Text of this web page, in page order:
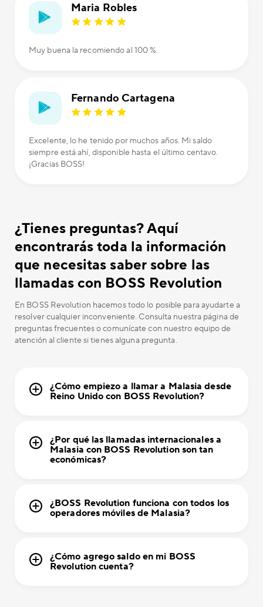
Maria Robles
Muy buena la recomiendo al 100 %.
Fernando Cartagena
Excelente, lo he tenido por muchos años. Mi saldo
siempre está ahí, disponible hasta el último centavo.
¡Gracias BOSS!
¿Tienes preguntas? Aquí
encontrarás toda la información
que necesitas saber sobre las
llamadas con BOSS Revolution
En BOSS Revolution hacemos todo lo posible para ayudarte a
resolver cualquier inconveniente. Consulta nuestra página de
preguntas frecuentes o comunícate con nuestro equipo de
atención al cliente si tienes alguna pregunta.
¿Cómo empiezo a llamar a Malasia desde
Reino Unido con BOSS Revolution?
¿Por qué las llamadas internacionales a
Malasia con BOSS Revolution son tan
económicas?
¿BOSS Revolution funciona con todos los
operadores móviles de Malasia?
¿Cómo agrego saldo en mi BOSS
Revolution cuenta?